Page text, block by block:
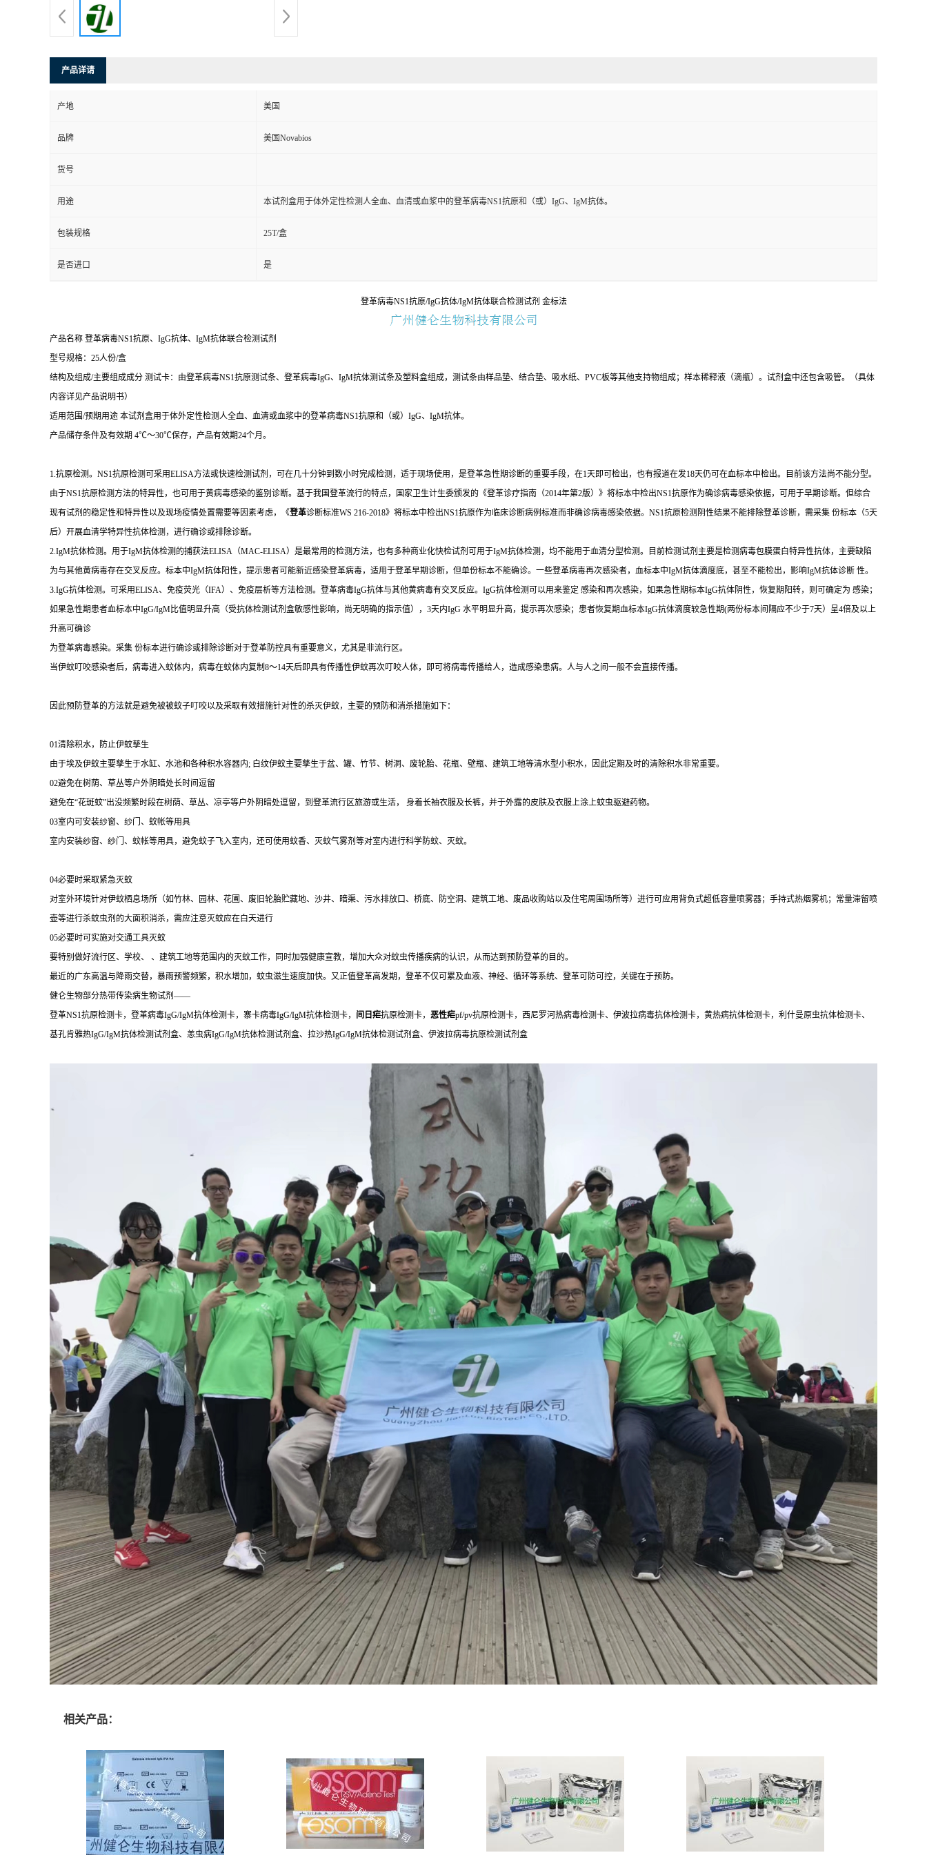
产品详请
产地 美国
品牌 美国Novabios
货号
用途 本试剂盒用于体外定性检测人全血、血清或血浆中的登革病毒NS1抗原和（或）IgG、IgM抗体。
包装规格 25T/盒
是否进口 是
登革病毒NS1抗原/IgG抗体/IgM抗体联合检测试剂 金标法
产品名称 登革病毒NS1抗原、IgG抗体、IgM抗体联合检测试剂
型号规格：25人份/盒
结构及组成/主要组成成分 测试卡：由登革病毒NS1抗原测试条、登革病毒IgG、IgM抗体测试条及塑料盒组成，测试条由样品垫、结合垫、吸水纸、PVC板等其他支持物组成；样本稀释液（滴瓶）。试剂盒中还包含吸管。（具体
内容详见产品说明书）
适用范围/预期用途 本试剂盒用于体外定性检测人全血、血清或血浆中的登革病毒NS1抗原和（或）IgG、IgM抗体。
产品储存条件及有效期 4℃～30℃保存，产品有效期24个月。
1.抗原检测。NS1抗原检测可采用ELISA方法或快速检测试剂，可在几十分钟到数小时完成检测，适于现场使用，是登革急性期诊断的重要手段，在1天即可检出，也有报道在发18天仍可在血标本中检出。目前该方法尚不能分型。
由于NS1抗原检测方法的特异性，也可用于黄病毒感染的鉴别诊断。基于我国登革流行的特点，国家卫生计生委颁发的《登革诊疗指南（2014年第2版）》将标本中检出NS1抗原作为确诊病毒感染依据，可用于早期诊断。但综合
现有试剂的稳定性和特异性以及现场疫情处置需要等因素考虑，《登革诊断标准WS 216-2018》将标本中检出NS1抗原作为临床诊断病例标准而非确诊病毒感染依据。NS1抗原检测阴性结果不能排除登革诊断，需采集 份标本（5天
后）开展血清学特异性抗体检测，进行确诊或排除诊断。
2.IgM抗体检测。用于IgM抗体检测的捕获法ELISA（MAC-ELISA）是最常用的检测方法，也有多种商业化快检试剂可用于IgM抗体检测，均不能用于血清分型检测。目前检测试剂主要是检测病毒包膜蛋白特异性抗体，主要缺陷
为与其他黄病毒存在交叉反应。标本中IgM抗体阳性，提示患者可能新近感染登革病毒，适用于登革早期诊断，但单份标本不能确诊。一些登革病毒再次感染者，血标本中IgM抗体滴度底，甚至不能检出，影响IgM抗体诊断 性。
3.IgG抗体检测。可采用ELISA、免疫荧光（IFA）、免疫层析等方法检测。登革病毒IgG抗体与其他黄病毒有交叉反应。IgG抗体检测可以用来鉴定 感染和再次感染，如果急性期标本IgG抗体阴性，恢复期阳转，则可确定为 感染；
如果急性期患者血标本中IgG/IgM比值明显升高（受抗体检测试剂盒敏感性影响，尚无明确的指示值），3天内IgG 水平明显升高，提示再次感染；患者恢复期血标本IgG抗体滴度较急性期(两份标本间隔应不少于7天）呈4倍及以上
升高可确诊
为登革病毒感染。采集 份标本进行确诊或排除诊断对于登革防控具有重要意义，尤其是非流行区。
当伊蚊叮咬感染者后，病毒进入蚊体内，病毒在蚊体内复制8～14天后即具有传播性伊蚊再次叮咬人体，即可将病毒传播给人，造成感染患病。人与人之间一般不会直接传播。
因此预防登革的方法就是避免被被蚊子叮咬以及采取有效措施针对性的杀灭伊蚊，主要的预防和消杀措施如下：
01清除积水，防止伊蚊孳生
由于埃及伊蚊主要孳生于水缸、水池和各种积水容器内; 白纹伊蚊主要孳生于盆、罐、竹节、树洞、废轮胎、花瓶、壁瓶、建筑工地等清水型小积水，因此定期及时的清除积水非常重要。
02避免在树荫、草丛等户外阴暗处长时间逗留
避免在“花斑蚊”出没频繁时段在树荫、草丛、凉亭等户外阴暗处逗留，到登革流行区旅游或生活， 身着长袖衣服及长裤，并于外露的皮肤及衣服上涂上蚊虫驱避药物。
03室内可安装纱窗、纱门、蚊帐等用具
室内安装纱窗、纱门、蚊帐等用具，避免蚊子飞入室内，还可使用蚊香、灭蚊气雾剂等对室内进行科学防蚊、灭蚊。
04必要时采取紧急灭蚊
对室外环境针对伊蚊栖息场所（如竹林、园林、花圃、废旧轮胎贮藏地、沙井、暗渠、污水排放口、桥底、防空洞、建筑工地、废品收购站以及住宅周围场所等）进行可应用背负式超低容量喷雾器；手持式热烟雾机；常量滞留喷
壶等进行杀蚊虫剂的大面积消杀，需应注意灭蚊应在白天进行
05必要时可实施对交通工具灭蚊
要特别做好流行区、学校、 、建筑工地等范围内的灭蚊工作，同时加强健康宣教，增加大众对蚊虫传播疾病的认识，从而达到预防登革的目的。
最近的广东高温与降雨交替，暴雨预警频繁，积水增加，蚊虫滋生速度加快。又正值登革高发期，登革不仅可累及血液、神经、循环等系统、登革可防可控，关键在于预防。
健仑生物部分热带传染病生物试剂——
登革NS1抗原检测卡，登革病毒IgG/IgM抗体检测卡，寨卡病毒IgG/IgM抗体检测卡， 间日疟抗原检测卡， 恶性疟pf/pv抗原检测卡，西尼罗河热病毒检测卡、伊波拉病毒抗体检测卡，黄热病抗体检测卡，利什曼原虫抗体检测卡、
基孔肯雅热IgG/IgM抗体检测试剂盒、恙虫病IgG/IgM抗体检测试剂盒、拉沙热IgG/IgM抗体检测试剂盒、伊波拉病毒抗原检测试剂盒
相关产品：